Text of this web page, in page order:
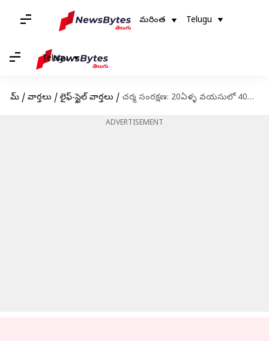
మరింత Telugu
Telugu
హోమ్ / వార్తలు / లైఫ్-స్టైల్ వార్తలు / చర్మ సంరక్షణ: 20ఏళ్ళ వయసులో 40ఏళ్ల వాళ్ళలా కనిపిస్తుంటే మానుకోవాల్సిన అలవాట్లు
ADVERTISEMENT